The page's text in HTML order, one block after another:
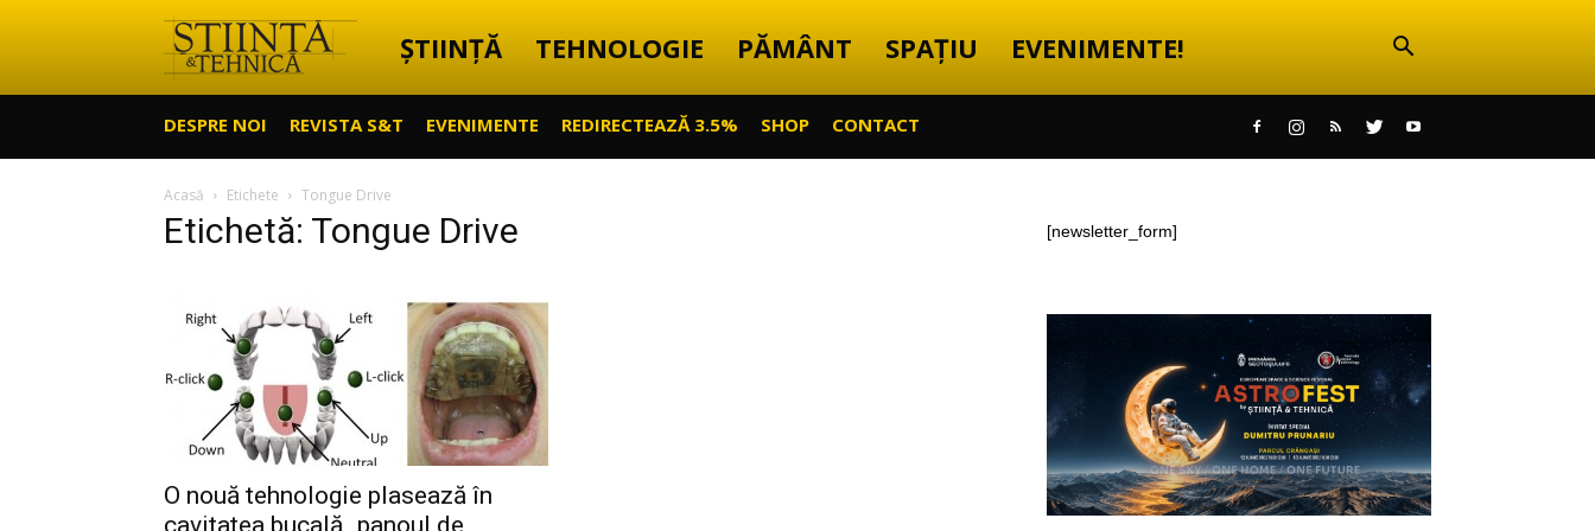
Știință
Tehnică
ȘTIINȚĂ TEHNOLOGIE PĂMÂNT SPAȚIU EVENIMENTE!
DESPRE NOI REVISTA S&T EVENIMENTE REDIRECTEAZĂ 3.5% SHOP CONTACT
Acasă Etichete Tongue Drive
Etichetă: Tongue Drive
O nouă tehnologie plasează în
cavitatea bucală „panoul de
[newsletter_form]